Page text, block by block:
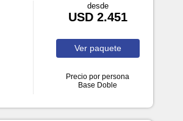
desde
USD 2.451
Ver paquete
Precio por persona
Base Doble